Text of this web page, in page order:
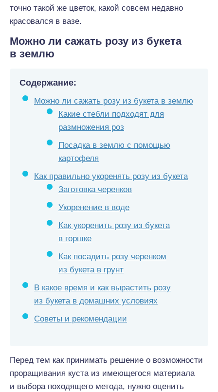
точно такой же цветок, какой совсем недавно
красовался в вазе.
Можно ли сажать розу из букета
в землю
Содержание:
Можно ли сажать розу из букета в землю
Какие стебли подходят для
размножения роз
Посадка в землю с помощью
картофеля
Как правильно укоренять розу из букета
Заготовка черенков
Укоренение в воде
Как укоренить розу из букета
в горшке
Как посадить розу черенком
из букета в грунт
В какое время и как вырастить розу
из букета в домашних условиях
Советы и рекомендации
Перед тем как принимать решение о возможности
проращивания куста из имеющегося материала
и выбора походящего метода, нужно оценить